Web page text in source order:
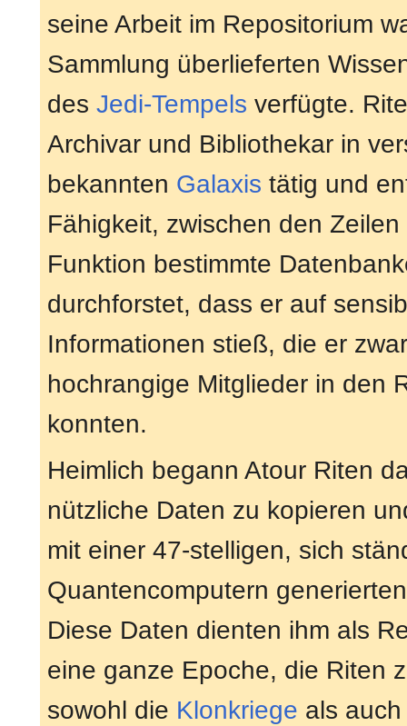
seine Arbeit im Repositorium
Sammlung überlieferten
des Jedi-Tempels verfügte.
Archivar und Bibliothekar in
bekannten Galaxis tätig und
Fähigkeit, zwischen den
Funktion bestimmte
durchforstet, dass er auf
Informationen stieß, die er
hochrangige Mitglieder in den
konnten.
Heimlich begann Atour Riten
nützliche Daten zu kopieren
mit einer 47-stelligen, sich
Quantencomputern
Diese Daten dienten ihm als
eine ganze Epoche, die Riten
sowohl die Klonkriege als